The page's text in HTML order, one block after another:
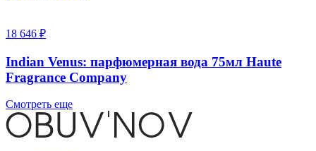
18 646 ₽
Indian Venus: парфюмерная вода 75мл Haute
Fragrance Company
Смотреть еще